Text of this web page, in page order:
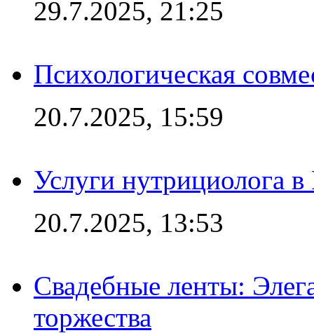
29.7.2025, 21:25
Психологическая
20.7.2025, 15:59
Услуги нутрициолога
20.7.2025, 13:53
Свадебные ленты:
торжества